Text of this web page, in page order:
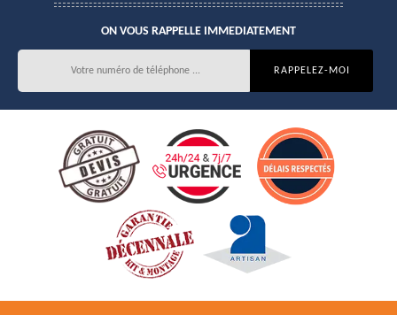
ON VOUS RAPPELLE IMMEDIATEMENT